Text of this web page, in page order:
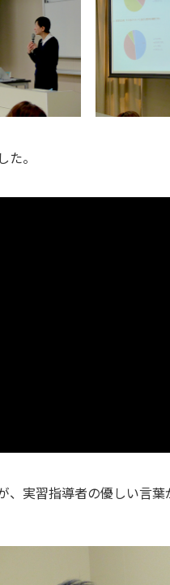
。
実習指導者の優しい言葉